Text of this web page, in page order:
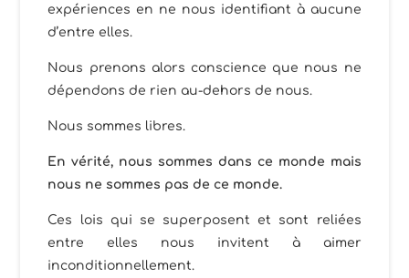
expériences en ne nous identifiant à aucune
d’entre elles.
Nous prenons alors conscience que nous ne
dépendons de rien au-dehors de nous.
Nous sommes libres.
En vérité, nous sommes dans ce monde mais
nous ne sommes pas de ce monde.
Ces lois qui se superposent et sont reliées
entre elles nous invitent à aimer
inconditionnellement.